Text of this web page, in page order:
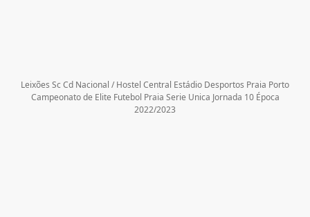
Leixões Sc Cd Nacional / Hostel Central Estádio Desportos Praia Porto
Campeonato de Elite Futebol Praia Serie Unica Jornada 10 Época
2022/2023